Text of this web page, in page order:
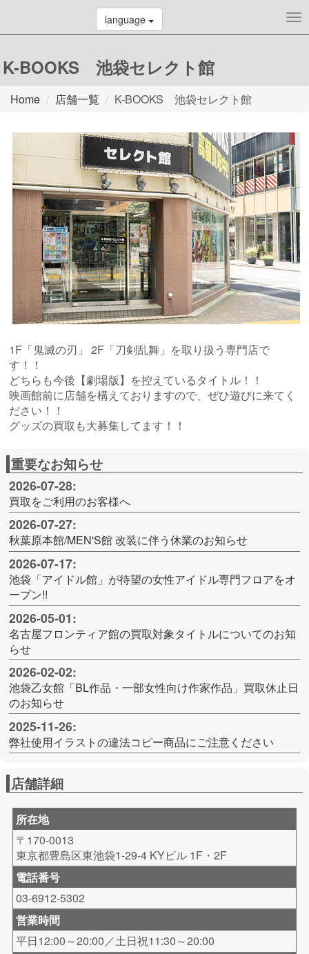
language
K-BOOKS 池袋セレクト館
Home 店舗一覧 K-BOOKS 池袋セレクト館
1F「鬼滅の刃」 2F「刀剣乱舞」を取り扱う専門店で
す！！
どちらも今後【劇場版】を控えているタイトル！！
映画館前に店舗を構えておりますので、ぜひ遊びに来てく
ださい！！
グッズの買取も大募集してます！！
重要なお知らせ
2026-07-28:
買取をご利用のお客様へ
2026-07-27:
秋葉原本館/MEN'S館 改装に伴う休業のお知らせ
2026-07-17:
池袋「アイドル館」が待望の女性アイドル専門フロアをオ
ープン!!
2026-05-01:
名古屋フロンティア館の買取対象タイトルについてのお知
らせ
2026-02-02:
池袋乙女館「BL作品・一部女性向け作家作品」買取休止日
のお知らせ
2025-11-26:
弊社使用イラストの違法コピー商品にご注意ください
店舗詳細
所在地
〒170-0013
東京都豊島区東池袋1-29-4 KYビル 1F・2F
電話番号
03-6912-5302
営業時間
平日12:00～20:00／土日祝11:30～20:00